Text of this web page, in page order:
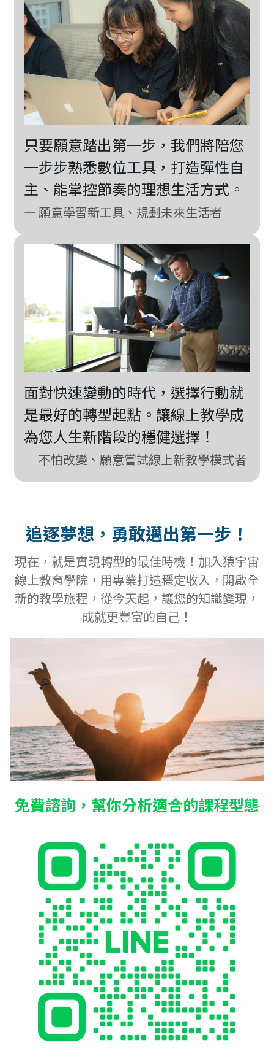
只要願意踏出第一步，我們將陪您
一步步熟悉數位工具，打造彈性自
主、能掌控節奏的理想生活方式。
— 願意學習新工具、規劃未來生活者
面對快速變動的時代，選擇行動就
是最好的轉型起點。讓線上教學成
為您人生新階段的穩健選擇！
— 不怕改變、願意嘗試線上新教學模式者
追逐夢想，勇敢邁出第一步！
現在，就是實現轉型的最佳時機！加入猿宇宙
線上教育學院，用專業打造穩定收入，開啟全
新的教學旅程，從今天起，讓您的知識變現，
成就更豐富的自己！
免費諮詢，幫你分析適合的課程型態